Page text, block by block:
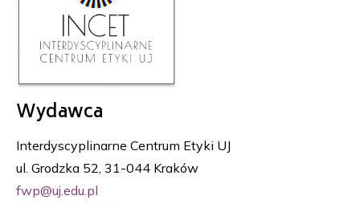
Wydawca
Interdyscyplinarne Centrum Etyki UJ
ul. Grodzka 52, 31-044 Kraków
fwp@uj.edu.pl